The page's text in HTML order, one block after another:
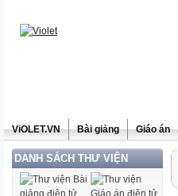
ViOLET.VN Bài giảng Giáo án
DANH SÁCH THƯ VIỆN